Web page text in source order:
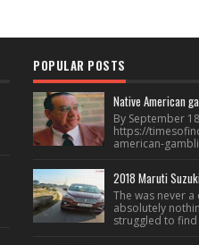
POPULAR POSTS
Native American
By September
https://
american-
2018 Maruti
The was never
absolutely
struggled to find